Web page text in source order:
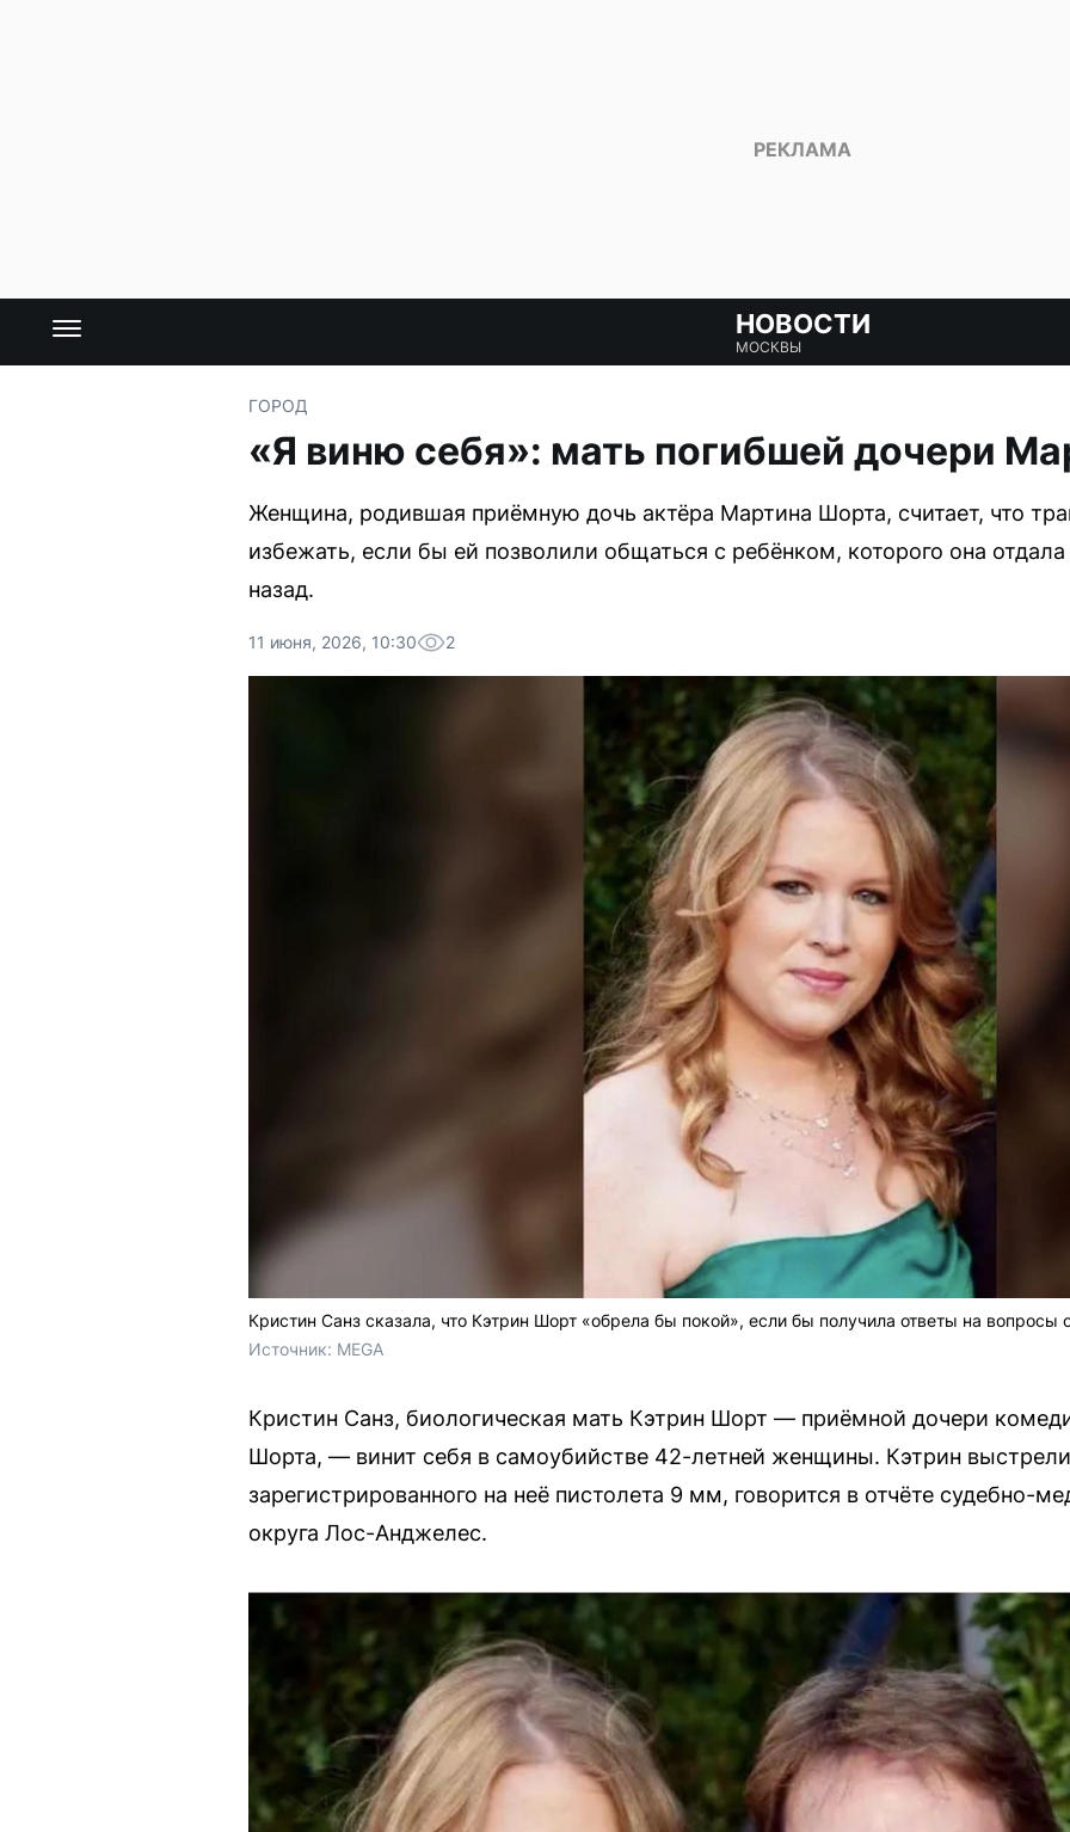
НОВОСТИ
МОСКВЫ
ГОРОД
«Я виню себя»: мать погибшей дочери
Женщина, родившая приёмную дочь актёра Мартина Шорта, считает, что
избежать, если бы ей позволили общаться с ребёнком, которого она
назад.
11 июня, 2026, 10:30 2
Кристин Санз сказала, что Кэтрин Шорт «обрела бы покой», если бы получила ответы на вопросы
Источник: MEGA
Кристин Санз, биологическая мать Кэтрин Шорт — приёмной дочери
Шорта, — винит себя в самоубийстве 42-летней женщины. Кэтрин
зарегистрированного на неё пистолета 9 мм, говорится в отчёте судебно-
округа Лос-Анджелес.